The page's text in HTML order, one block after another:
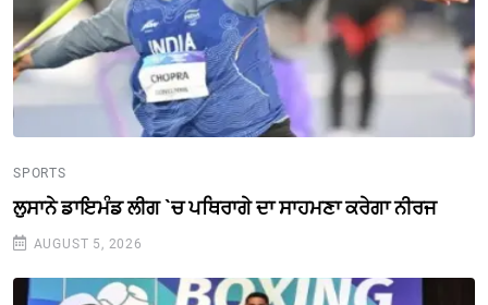
SPORTS
ਲੁਸਾਨੇ ਡਾਇਮੰਡ ਲੀਗ `ਚ ਪਥਿਰਾਗੇ ਦਾ ਸਾਹਮਣਾ ਕਰੇਗਾ ਨੀਰਜ
AUGUST 5, 2026